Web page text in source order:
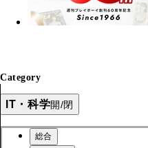
Category
IT・科学開/閉
総合